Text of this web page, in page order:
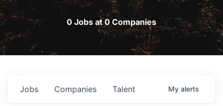
0 Jobs at 0 Companies
Jobs Companies Talent My alerts